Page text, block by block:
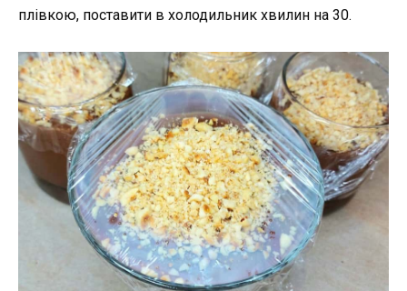
плівкою, поставити в холодильник хвилин на 30.